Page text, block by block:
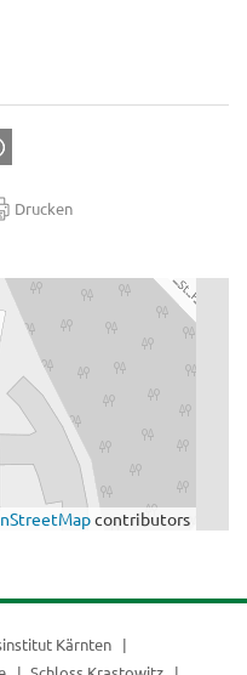
Drucken
contributors
Kärnten